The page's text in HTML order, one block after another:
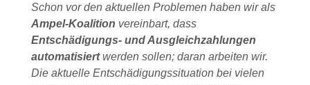
Schon vor den aktuellen Problemen haben wir als
Ampel-Koalition vereinbart, dass
Entschädigungs- und Ausgleichzahlungen
automatisiertwerden sollen; daran arbeiten wir.
Die aktuelle Entschädigungssituation bei vielen